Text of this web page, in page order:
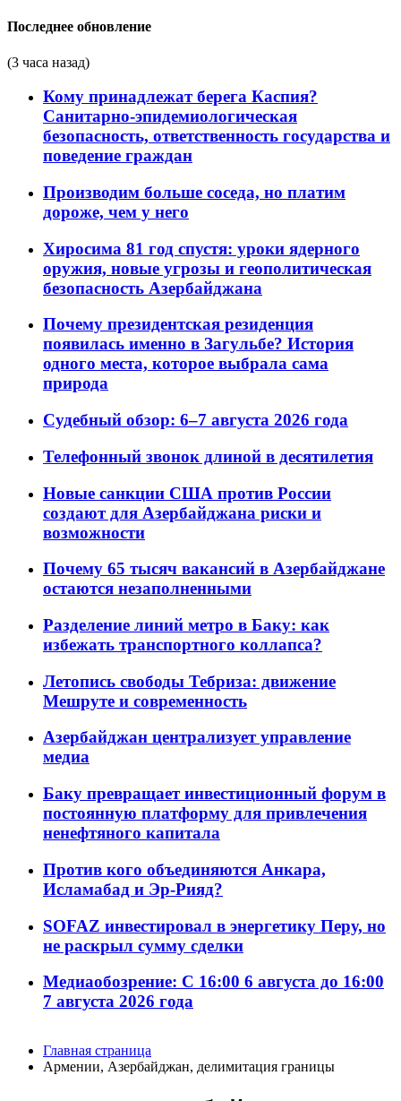
Последнее обновление
(3 часа назад)
Кому принадлежат берега Каспия?
Санитарно-эпидемиологическая
безопасность, ответственность государства и
поведение граждан
Производим больше соседа, но платим
дороже, чем у него
Хиросима 81 год спустя: уроки ядерного
оружия, новые угрозы и геополитическая
безопасность Азербайджана
Почему президентская резиденция
появилась именно в Загульбе? История
одного места, которое выбрала сама
природа
Судебный обзор: 6–7 августа 2026 года
Телефонный звонок длиной в десятилетия
Новые санкции США против России
создают для Азербайджана риски и
возможности
Почему 65 тысяч вакансий в Азербайджане
остаются незаполненными
Разделение линий метро в Баку: как
избежать транспортного коллапса?
Летопись свободы Тебриза: движение
Мешруте и современность
Азербайджан централизует управление
медиа
Баку превращает инвестиционный форум в
постоянную платформу для привлечения
ненефтяного капитала
Против кого объединяются Анкара,
Исламабад и Эр-Рияд?
SOFAZ инвестировал в энергетику Перу, но
не раскрыл сумму сделки
Медиаобозрение: С 16:00 6 августа до 16:00
7 августа 2026 года
Главная страница
Армении, Азербайджан, делимитация границы